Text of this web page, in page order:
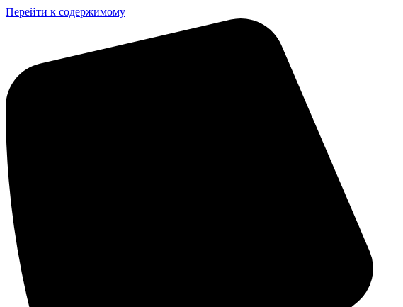
Перейти к содержимому